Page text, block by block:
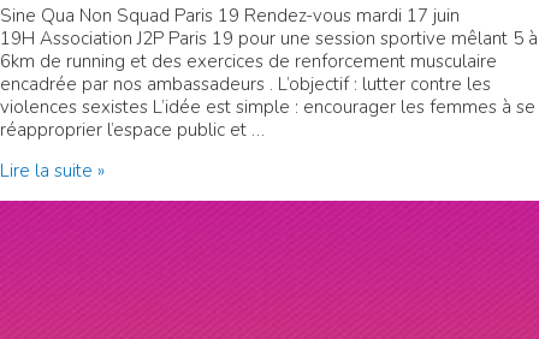
Sine Qua Non Squad Paris 19 Rendez-vous mardi 17 juin
19H Association J2P Paris 19 pour une session sportive mêlant 5 à
6km de running et des exercices de renforcement musculaire
encadrée par nos ambassadeurs . L’objectif : lutter contre les
violences sexistes L’idée est simple : encourager les femmes à se
réapproprier l’espace public et …
Sine
Lire la suite »